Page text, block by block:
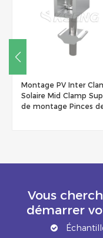
Pince de support de
montage solaire
médianes pour
Vous
démarrer